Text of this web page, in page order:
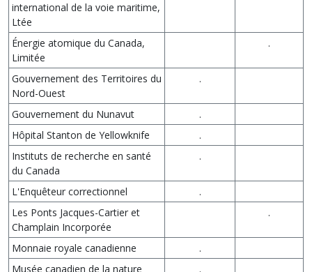
international de la voie maritime,
Ltée
Énergie atomique du Canada,
Limitée
.
Gouvernement des Territoires du
Nord-Ouest
.
Gouvernement du Nunavut
.
Hôpital Stanton de Yellowknife
.
Instituts de recherche en santé
du Canada
.
L'Enquêteur correctionnel
.
Les Ponts Jacques-Cartier et
Champlain Incorporée
.
Monnaie royale canadienne
.
Musée canadien de la nature
.